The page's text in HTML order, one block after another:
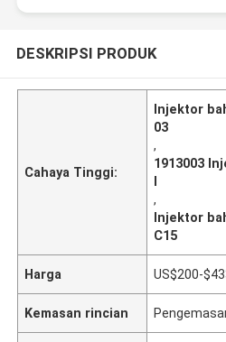
DESKRIPSI PRODUK
Cahaya Tinggi:
Injektor
03
,
1913003
l
,
Injektor
C15
Harga US$200-
Kemasan rincian